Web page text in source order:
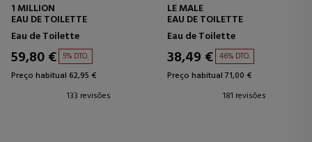
1 MILLION
EAU DE TOILETTE
Eau de Toilette
59,80 € 5% DTO.
Preço habitual 62,95 €
133 revisões
LE MALE
EAU DE TOILETTE
Eau de Toilette
38,49 € 46% DTO.
Preço habitual 71,00 €
181 revisões